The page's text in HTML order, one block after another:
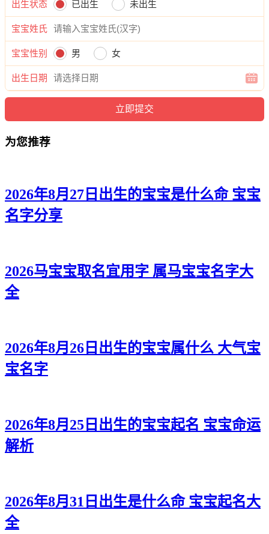
帆宥、海朗、博梁、瑾瀚、云萱、海扬、世磊、向迪、宸彦、
华宽、悦博、道宽、翰柯、郎芊、忠康、曜宇、麒欣、诗唯、
俊迪、博诺、伦唯、气翔、桦唯、博瑶、寅旭、锦海、问晨、
瀚凡、海华、威俊、曜彦、易立、浩耀、扬宽、霆海、宽茜、
寅睿、泽弘、曜曜、凡志、和曜、正新、彩正、博静、海旻、
俊梁。
出生状态 已出生 未出生
宝宝姓氏
宝宝性别 男 女
出生日期
为您推荐
2026年8月27日出生的宝宝是什么命 宝宝
名字分享
2026马宝宝取名宜用字 属马宝宝名字大
全
2026年8月26日出生的宝宝属什么 大气宝
宝名字
2026年8月25日出生的宝宝起名 宝宝命运
解析
2026年8月31日出生是什么命 宝宝起名大
全